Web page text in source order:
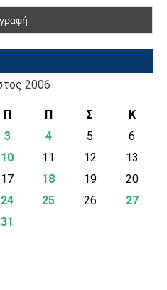
2006
Π Π Σ
Κ
3 4 5
6
10 11 12
13
17 18 19
20
24 25 26
27
31